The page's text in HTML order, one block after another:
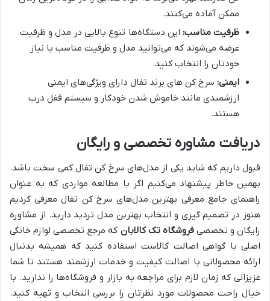
ممکن آماده می‌کنند.
ظرفیت مناسب: این دستگاه‌ها تنوع بالایی در مدل و ظرفیت
عرضه می‌شوند که می‌توانید مدل و ظرفیت مناسب با نیاز
خودتان را انتخاب کنید.
ایمنی: سرخ کن های برند تفال دارای ویژگی‌های ایمنی
ارزشمندی مانند خاموش شدن خودکار و سیستم قفل درب
هستند.
دریافت مشاوره تخصصی و رایگان
قبول داریم که شاید یکی از مدل‌های سرخ کن تفال کمی سخت باشد.
بهمین خاطر پیشنهاد می‌کنیم اگر با مطالعه مواردی که به عنوان
راهنمای جامع معرفی بهترین مدل‌های سرخ کن تفال معرفی کردیم
هنوز در تصمیم گیری و انتخاب بهترین مدل تردید دارید. از مشاوره
رایگان و تخصصیفروشگاه تک کالابان که مرجع تخصصی لوازم خانگی
اصلی با گواهی اصالت کالاست استفاده کنید که همیشه بدنبال
ارائه محصولاتی با اصالت کیفیت و خدمات ارزشمند هستند تا شما
عزیزانی که زمان لازم برای مراجعه به بازار و فروشگاه‌ها را ندارید. با
خیال راحت محصولات مورد نظرتان را بررسی انتخاب و تهیه کنید.